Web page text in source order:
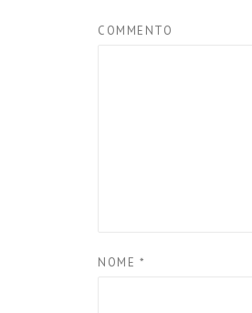
COMMENTO
NOME *